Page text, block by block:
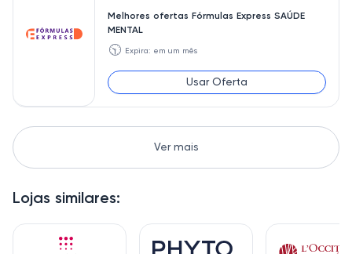
Lojas similares:
Melhores ofertas Fórmulas Express SAÚDE
MENTAL
🕥 Expira: em um mês
Usar Oferta
Ver mais